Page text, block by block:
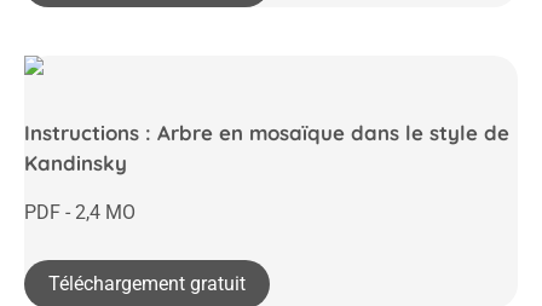
Instructions : Arbre en mosaïque dans le style de
Kandinsky
PDF - 2,4 MO
Téléchargement gratuit